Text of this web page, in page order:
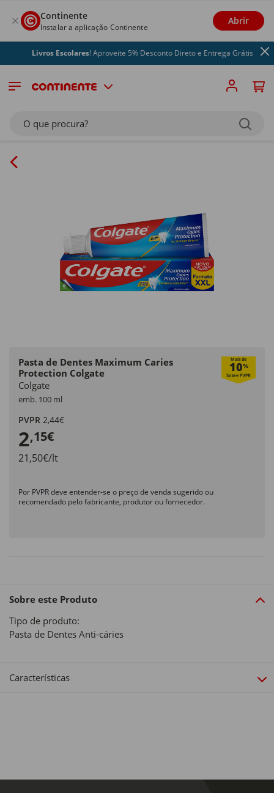
Continente
Instalar a aplicação Continente
Abrir
Livros Escolares! Aproveite 5% Desconto Direto e Entrega Grátis
O que procura?
Pasta de Dentes Maximum Caries
Protection Colgate
Mais de
10%
Colgate
emb. 100 ml
PVPR 2,44€
2,15€
21,50€/lt
Por PVPR deve entender-se o preço de venda sugerido ou
recomendado pelo fabricante, produtor ou fornecedor.
Sobre este Produto
Tipo de produto:
Pasta de Dentes Anti-cáries
Características